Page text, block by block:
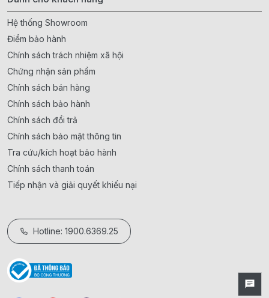
Hệ thống Showroom
Điểm bảo hành
Chính sách trách nhiệm xã hội
Chứng nhận sản phẩm
Chính sách bán hàng
Chính sách bảo hành
Chính sách đổi trả
Chính sách bảo mật thông tin
Tra cứu/kích hoạt bảo hành
Chính sách thanh toán
Tiếp nhận và giải quyết khiếu nại
Hotline: 1900.6369.25